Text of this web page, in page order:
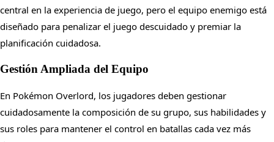
central en la experiencia de juego, pero el equipo enemigo está
diseñado para penalizar el juego descuidado y premiar la
planificación cuidadosa.
Gestión Ampliada del Equipo
En Pokémon Overlord, los jugadores deben gestionar
cuidadosamente la composición de su grupo, sus habilidades y
sus roles para mantener el control en batallas cada vez más